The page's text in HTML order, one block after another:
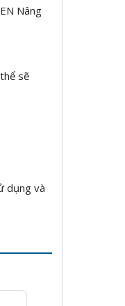
Nâng
sẽ
dụng và